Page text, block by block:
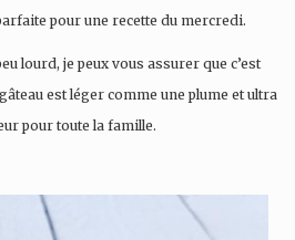
pour une recette du mercredi.
lourd, je peux vous assurer que c’est
est léger comme une plume et ultra
pour toute la famille.